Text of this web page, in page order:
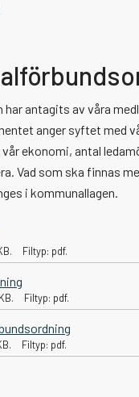
GDPR
rtjfyrbodal.se
har antagits av våra
anger syftet med
ekonomi, antal
Vad som ska finnas
i kommunallagen.
Filtyp: pdf.
Filtyp: pdf.
Filtyp: pdf.